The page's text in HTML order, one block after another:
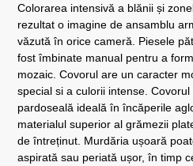
Colorarea intensivă a blănii și
rezultat o imagine de ansamblu
văzută în orice cameră. Piesele
fost îmbinate manual pentru a
mozaic. Covorul are un caracter
special si a culorii intense.
pardoseală ideală în încăperile
materialul superior al grămezii
de întreținut. Murdăria ușoară
aspirată sau periată ușor, în timp